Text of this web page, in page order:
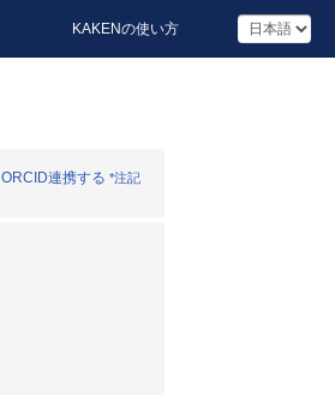
KAKENの使い方
ORCID連携する *注記